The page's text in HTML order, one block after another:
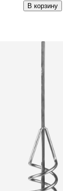
В корзину